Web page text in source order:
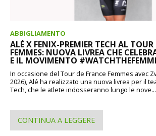
ABBIGLIAMENTO
ALÉ X FENIX-PREMIER TECH AL TOUR
FEMMES: NUOVA LIVREA CHE
E IL MOVIMENTO
In occasione del Tour de France Femmes avec
2026), Alé ha realizzato una nuova livrea per il
Tech, che le atlete indosseranno lungo le nove...
CONTINUA A LEGGERE